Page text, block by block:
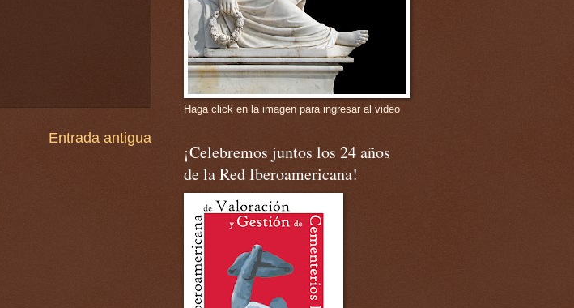
Entrada antigua
Haga click en la imagen para ingresar al video
¡Celebremos juntos los 24 años
de la Red Iberoamericana!